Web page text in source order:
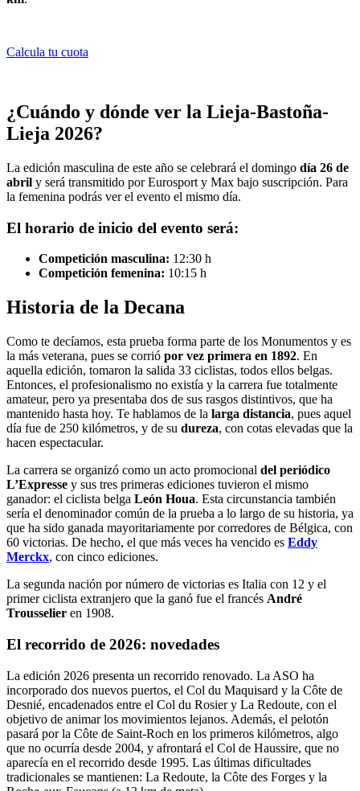
Calcula tu cuota
¿Cuándo y dónde ver la Lieja-Bastoña-
Lieja 2026?
La edición masculina de este año se celebrará el domingo día 26 de
abril y será transmitido por Eurosport y Max bajo suscripción. Para
la femenina podrás ver el evento el mismo día.
El horario de inicio del evento será:
Competición masculina: 12:30 h
Competición femenina: 10:15 h
Historia de la Decana
Como te decíamos, esta prueba forma parte de los Monumentos y es
la más veterana, pues se corrió por vez primera en 1892. En
aquella edición, tomaron la salida 33 ciclistas, todos ellos belgas.
Entonces, el profesionalismo no existía y la carrera fue totalmente
amateur, pero ya presentaba dos de sus rasgos distintivos, que ha
mantenido hasta hoy. Te hablamos de la larga distancia, pues aquel
día fue de 250 kilómetros, y de su dureza, con cotas elevadas que la
hacen espectacular.
La carrera se organizó como un acto promocional del periódico
L’Expresse y sus tres primeras ediciones tuvieron el mismo
ganador: el ciclista belga León Houa. Esta circunstancia también
sería el denominador común de la prueba a lo largo de su historia, ya
que ha sido ganada mayoritariamente por corredores de Bélgica, con
60 victorias. De hecho, el que más veces ha vencido es Eddy
Merckx, con cinco ediciones.
La segunda nación por número de victorias es Italia con 12 y el
primer ciclista extranjero que la ganó fue el francés André
Trousselier en 1908.
El recorrido de 2026: novedades
La edición 2026 presenta un recorrido renovado. La ASO ha
incorporado dos nuevos puertos, el Col du Maquisard y la Côte de
Desnié, encadenados entre el Col du Rosier y La Redoute, con el
objetivo de animar los movimientos lejanos. Además, el pelotón
pasará por la Côte de Saint-Roch en los primeros kilómetros, algo
que no ocurría desde 2004, y afrontará el Col de Haussire, que no
aparecía en el recorrido desde 1995. Las últimas dificultades
tradicionales se mantienen: La Redoute, la Côte des Forges y la